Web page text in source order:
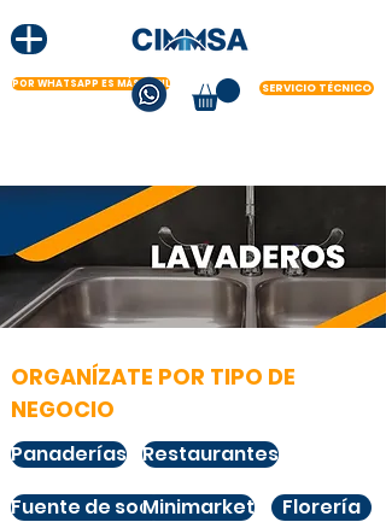
POR WHATSAPP ES MÁS FÁCIL SERVICIO TÉCNICO
ORGANÍZATE POR TIPO DE
NEGOCIO
Panaderías Restaurantes
Fuente de sodaMinimarket
Florería